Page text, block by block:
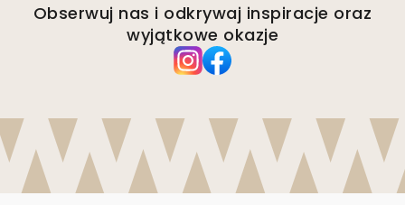
Obserwuj nas i odkrywaj inspiracje oraz
wyjątkowe okazje